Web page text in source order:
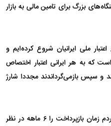
بزرگ برای تامین مالی به بازار
ملی ایرانیان شروع کرده‌ایم و
که به هر ایرانی اعتبار اختصاص
و سپس بازمی‌گرداندند مجددا شارژ
مدنی زاده ادامه داد: در کشور برای مردم زمان بازپرداخت را ۶ ماهه در نظر